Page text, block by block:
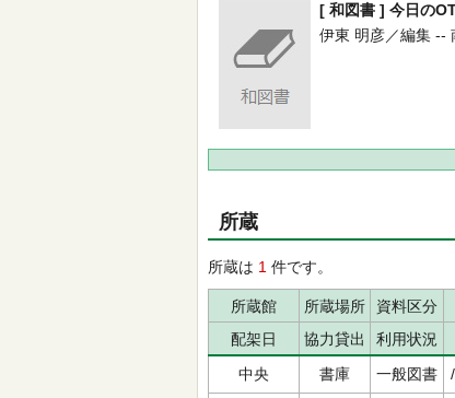
[ 和図書 ] 今日の
伊東 明彦／編集 --
所蔵
所蔵は 1 件です。
所蔵館 所蔵場所 資料区分
配架日
協力貸出 利用状況
中央
書庫 一般図書